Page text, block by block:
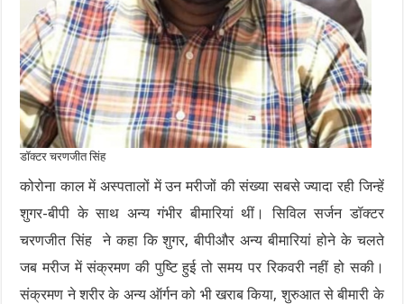
डॉक्टर चरणजीत सिंह
कोरोना काल में अस्पतालों में उन मरीजों की संख्या सबसे ज्यादा रही जिन्हें
शुगर-बीपी के साथ अन्य गंभीर बीमारियां थीं। सिविल सर्जन डॉक्टर
चरणजीत सिंह ने कहा कि शुगर, बीपीऔर अन्य बीमारियां होने के चलते
जब मरीज में संक्रमण की पुष्टि हुई तो समय पर रिकवरी नहीं हो सकी।
संक्रमण ने शरीर के अन्य ऑर्गन को भी खराब किया, शुरुआत से बीमारी के